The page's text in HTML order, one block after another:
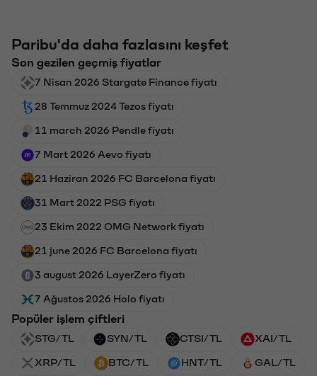
Paribu'da daha fazlasını keşfet
Son gezilen geçmiş fiyatlar
7 Nisan 2026 Stargate Finance fiyatı
28 Temmuz 2024 Tezos fiyatı
11 march 2026 Pendle fiyatı
7 Mart 2026 Aevo fiyatı
21 Haziran 2026 FC Barcelona fiyatı
31 Mart 2022 PSG fiyatı
23 Ekim 2022 OMG Network fiyatı
21 june 2026 FC Barcelona fiyatı
3 august 2026 LayerZero fiyatı
7 Ağustos 2026 Holo fiyatı
Popüler işlem çiftleri
STG/TL SYN/TL CTSI/TL XAI/TL
XRP/TL BTC/TL HNT/TL GAL/TL